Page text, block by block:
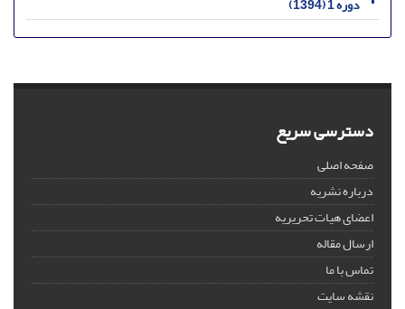
دسترسی سریع
صفحه اصلی
درباره نشریه
اعضای هیات تحریریه
ارسال مقاله
تماس با ما
نقشه سایت